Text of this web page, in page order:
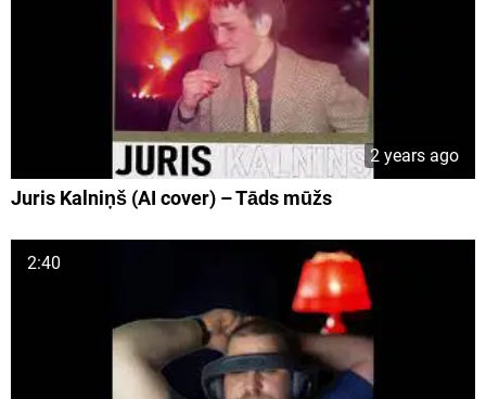
2 years ago
Juris Kalniņš (AI cover) – Tāds mūžs
2:40